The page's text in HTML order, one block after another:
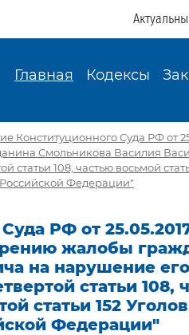
Главная Кодексы
Конституционного Суда РФ от
Смольникова Василия
108, частью восьмой
Российской Федерации"
РФ от
жалобы
на нарушение его
статьи 108,
статьи 152
Федерации"